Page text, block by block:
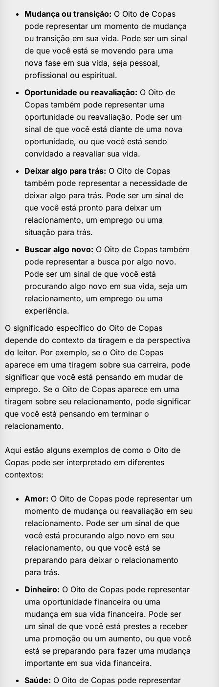
Mudança ou transição: O Oito de Copas
pode representar um momento de mudança
ou transição em sua vida. Pode ser um sinal
de que você está se movendo para uma
nova fase em sua vida, seja pessoal,
profissional ou espiritual.
Oportunidade ou reavaliação: O Oito de
Copas também pode representar uma
oportunidade ou reavaliação. Pode ser um
sinal de que você está diante de uma nova
oportunidade, ou que você está sendo
convidado a reavaliar sua vida.
Deixar algo para trás: O Oito de Copas
também pode representar a necessidade de
deixar algo para trás. Pode ser um sinal de
que você está pronto para deixar um
relacionamento, um emprego ou uma
situação para trás.
Buscar algo novo: O Oito de Copas também
pode representar a busca por algo novo.
Pode ser um sinal de que você está
procurando algo novo em sua vida, seja um
relacionamento, um emprego ou uma
experiência.
O significado específico do Oito de Copas
depende do contexto da tiragem e da perspectiva
do leitor. Por exemplo, se o Oito de Copas
aparece em uma tiragem sobre sua carreira, pode
significar que você está pensando em mudar de
emprego. Se o Oito de Copas aparece em uma
tiragem sobre seu relacionamento, pode significar
que você está pensando em terminar o
relacionamento.
Aqui estão alguns exemplos de como o Oito de
Copas pode ser interpretado em diferentes
contextos:
Amor: O Oito de Copas pode representar um
momento de mudança ou reavaliação em seu
relacionamento. Pode ser um sinal de que
você está procurando algo novo em seu
relacionamento, ou que você está se
preparando para deixar o relacionamento
para trás.
Dinheiro: O Oito de Copas pode representar
uma oportunidade financeira ou uma
mudança em sua vida financeira. Pode ser
um sinal de que você está prestes a receber
uma promoção ou um aumento, ou que você
está se preparando para fazer uma mudança
importante em sua vida financeira.
Saúde: O Oito de Copas pode representar